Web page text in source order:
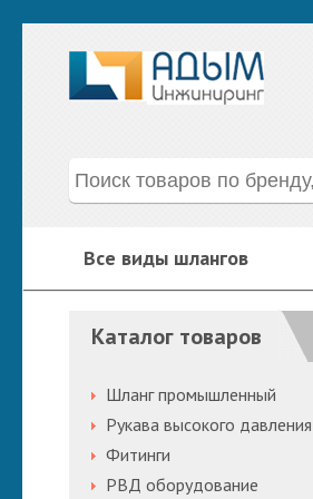
Все виды шлангов
Каталог товаров
Шланг промышленный
Рукава высокого давления
Фитинги
РВД оборудование